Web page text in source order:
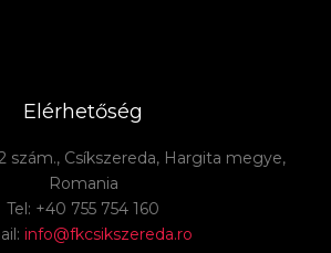
Elérhetőség
szám., Csíkszereda, Hargita megye,
Romania
Tel: +40 755 754 160
info@fkcsikszereda.ro